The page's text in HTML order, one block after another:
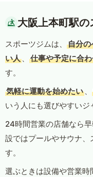
大阪上本町駅
スポーツジムは、
自分の
い人 、 仕事や予定に合
す。
気軽に運動を始めたい 、
いう人にも選びやすいジ
24時間営業の店舗なら
設ではプールやサウナ、
す。
選ぶときは設備や営業